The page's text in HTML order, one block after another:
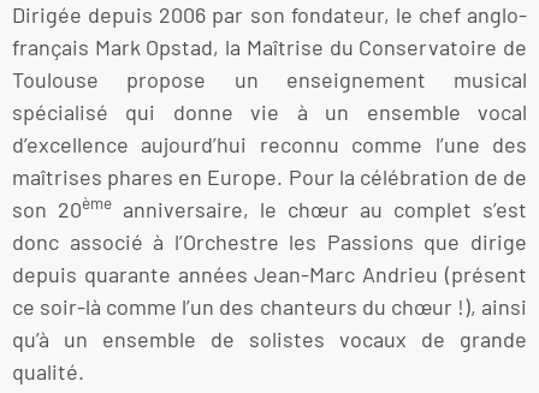
Dirigée depuis 2006 par son fondateur, le chef anglo-
français Mark Opstad, la Maîtrise du Conservatoire de
Toulouse propose un enseignement musical
spécialisé qui donne vie à un ensemble vocal
d’excellence aujourd’hui reconnu comme l’une des
maîtrises phares en Europe. Pour la célébration de de
son 20ème anniversaire, le chœur au complet s’est
donc associé à l’Orchestre les Passions que dirige
depuis quarante années Jean-Marc Andrieu (présent
ce soir-là comme l’un des chanteurs du chœur !), ainsi
qu’à un ensemble de solistes vocaux de grande
qualité.